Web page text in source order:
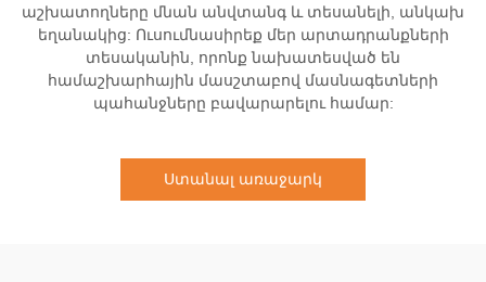
աշխատողները մնան անվտանգ և տեսանելի, անկախ
եղանակից: Ուսումնասիրեք մեր արտադրանքների
տեսականին, որոնք նախատեսված են
համաշխարհային մասշտաբով մասնագետների
պահանջները բավարարելու համար:
Ստանալ առաջարկ